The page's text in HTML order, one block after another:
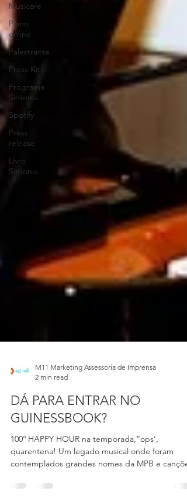
Musicare
Piano
online
Palestrante
Press Kit
Programa
Sintonia
Spotify
Press
release
Livro
Sintonia
2 min read
DÁ PARA ENTRAR NO
GUINESSBOOK?
100º HAPPY HOUR na temporada,”ops’,
quarentena! Um legado musical onde foram
contemplados grandes nomes da MPB e canções